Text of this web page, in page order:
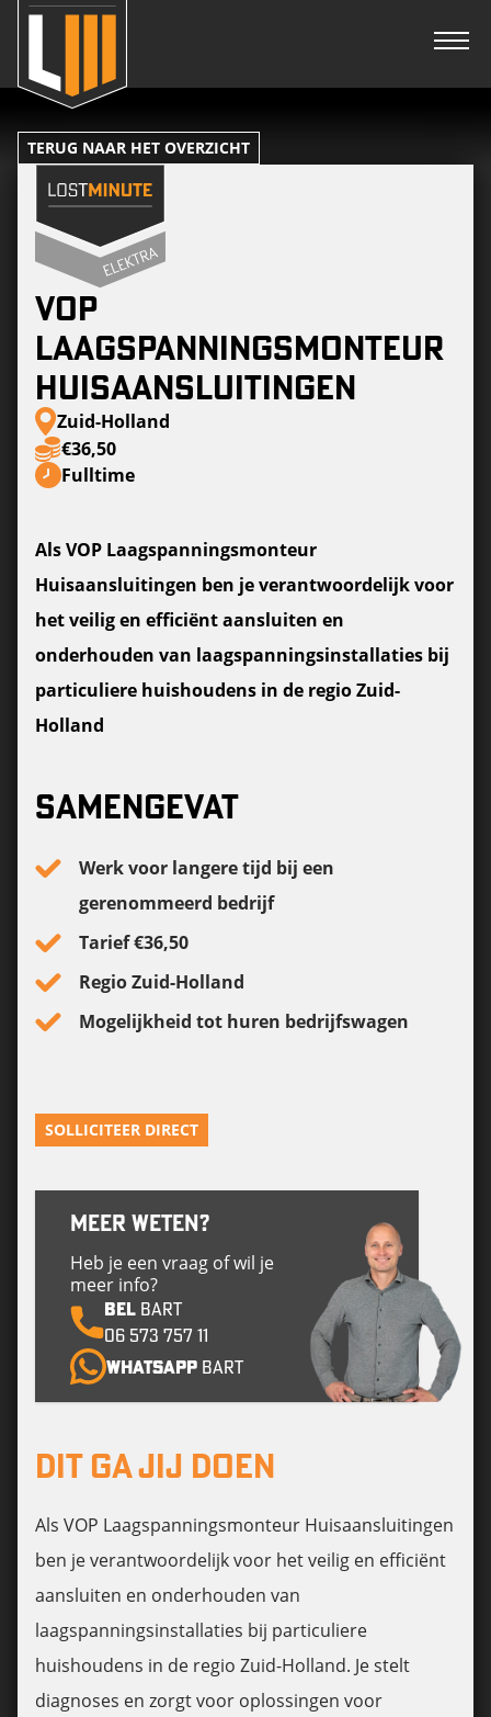
TERUG NAAR HET OVERZICHT
VOP
Laagspanningsmonteur
Huisaansluitingen
Zuid-Holland
€36,50
Fulltime
Als VOP Laagspanningsmonteur
Huisaansluitingen ben je verantwoordelijk voor
het veilig en efficiënt aansluiten en
onderhouden van laagspanningsinstallaties bij
particuliere huishoudens in de regio Zuid-
Holland
SAMENGEVAT
Werk voor langere tijd bij een
gerenommeerd bedrijf
Tarief €36,50
Regio Zuid-Holland
Mogelijkheid tot huren bedrijfswagen
SOLLICITEER DIRECT
MEER WETEN?
Heb je een vraag of wil je
meer info?
BEL Bart
06 573 757 11
Whatsapp Bart
DIT GA JIJ DOEN
Als VOP Laagspanningsmonteur Huisaansluitingen
ben je verantwoordelijk voor het veilig en efficiënt
aansluiten en onderhouden van
laagspanningsinstallaties bij particuliere
huishoudens in de regio Zuid-Holland. Je stelt
diagnoses en zorgt voor oplossingen voor